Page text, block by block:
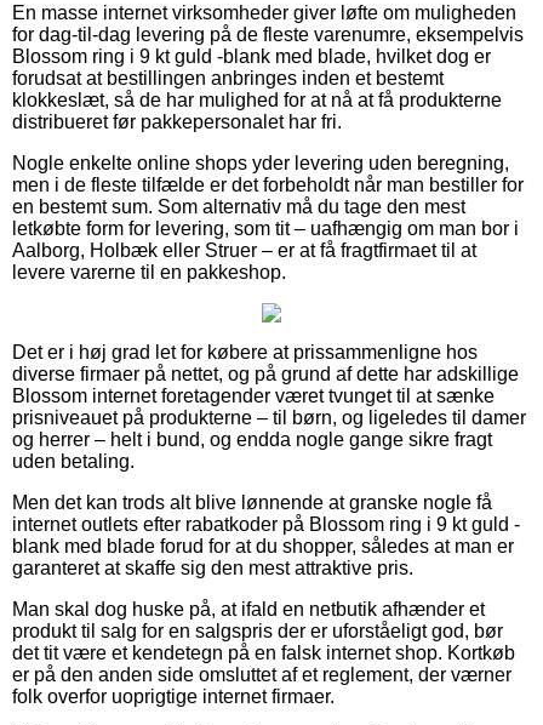
En masse internet virksomheder giver løfte om muligheden
for dag-til-dag levering på de fleste varenumre, eksempelvis
Blossom ring i 9 kt guld -blank med blade, hvilket dog er
forudsat at bestillingen anbringes inden et bestemt
klokkeslæt, så de har mulighed for at nå at få produkterne
distribueret før pakkepersonalet har fri.
Nogle enkelte online shops yder levering uden beregning,
men i de fleste tilfælde er det forbeholdt når man bestiller for
en bestemt sum. Som alternativ må du tage den mest
letkøbte form for levering, som tit – uafhængig om man bor i
Aalborg, Holbæk eller Struer – er at få fragtfirmaet til at
levere varerne til en pakkeshop.
Det er i høj grad let for købere at prissammenligne hos
diverse firmaer på nettet, og på grund af dette har adskillige
Blossom internet foretagender været tvunget til at sænke
prisniveauet på produkterne – til børn, og ligeledes til damer
og herrer – helt i bund, og endda nogle gange sikre fragt
uden betaling.
Men det kan trods alt blive lønnende at granske nogle få
internet outlets efter rabatkoder på Blossom ring i 9 kt guld -
blank med blade forud for at du shopper, således at man er
garanteret at skaffe sig den mest attraktive pris.
Man skal dog huske på, at ifald en netbutik afhænder et
produkt til salg for en salgspris der er uforståeligt god, bør
det tit være et kendetegn på en falsk internet shop. Kortkøb
er på den anden side omsluttet af et reglement, der værner
folk overfor uoprigtige internet firmaer.